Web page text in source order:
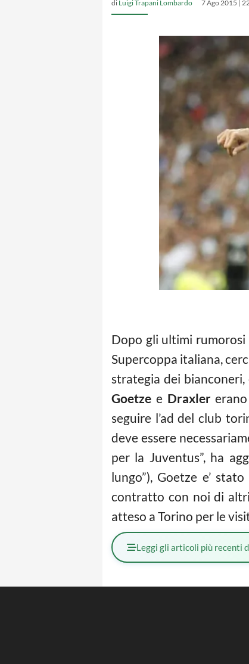
di Luigi Trapani Lombardo 7 Ago 2015 |
Dopo gli ultimi rumorosi
Supercoppa italiana,
strategia dei bianconeri,
Goetze e Draxlererano
seguire l’ad del club
deve essere
per la Juventus”, ha
lungo”), Goetze e’
contratto con noi di
atteso a Torino per le
Leggi gli articoli più recenti